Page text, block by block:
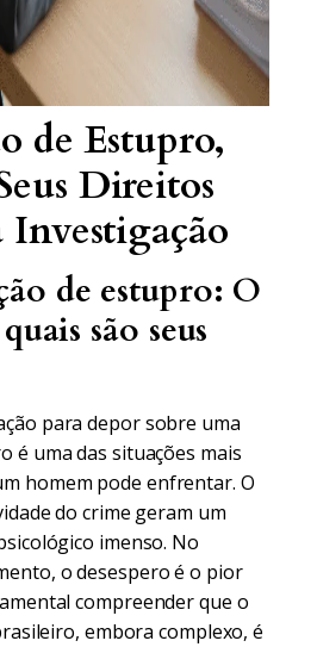
de Estupro,
Direitos
de estupro: O
são seus
para depor sobre uma
é uma das situações mais
homem pode enfrentar. O
do crime geram um
imenso. No
o desespero é o pior
compreender que o
embora complexo, é